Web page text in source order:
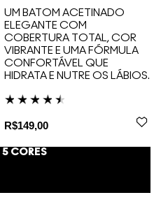
UM BATOM ACETINADO
ELEGANTE COM
COBERTURA TOTAL, COR
VIBRANTE E UMA FÓRMULA
CONFORTÁVEL QUE
HIDRATA E NUTRE OS LÁBIOS.
R$149,00
5CORES